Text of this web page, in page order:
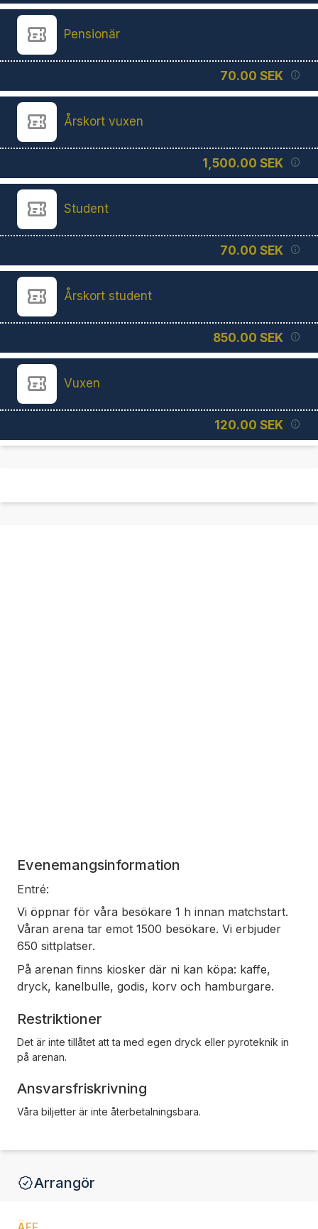
Pensionär
70.00 SEK
Årskort vuxen
1,500.00 SEK
Student
70.00 SEK
Årskort student
850.00 SEK
Vuxen
120.00 SEK
Evenemangsinformation
Entré:
Vi öppnar för våra besökare 1 h innan matchstart.
Våran arena tar emot 1500 besökare. Vi erbjuder
650 sittplatser.
På arenan finns kiosker där ni kan köpa: kaffe,
dryck, kanelbulle, godis, korv och hamburgare.
Restriktioner
Det är inte tillåtet att ta med egen dryck eller pyroteknik in
på arenan.
Ansvarsfriskrivning
Våra biljetter är inte återbetalningsbara.
Arrangör